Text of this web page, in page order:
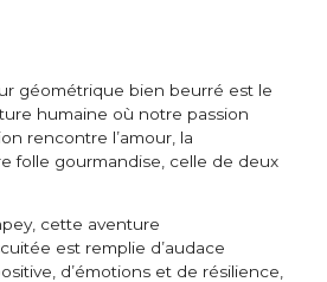
géométrique bien beurré est le
humaine où notre passion
rencontre l’amour, la
folle gourmandise, celle de deux
cette aventure
est remplie d’audace
d’émotions et de résilience,